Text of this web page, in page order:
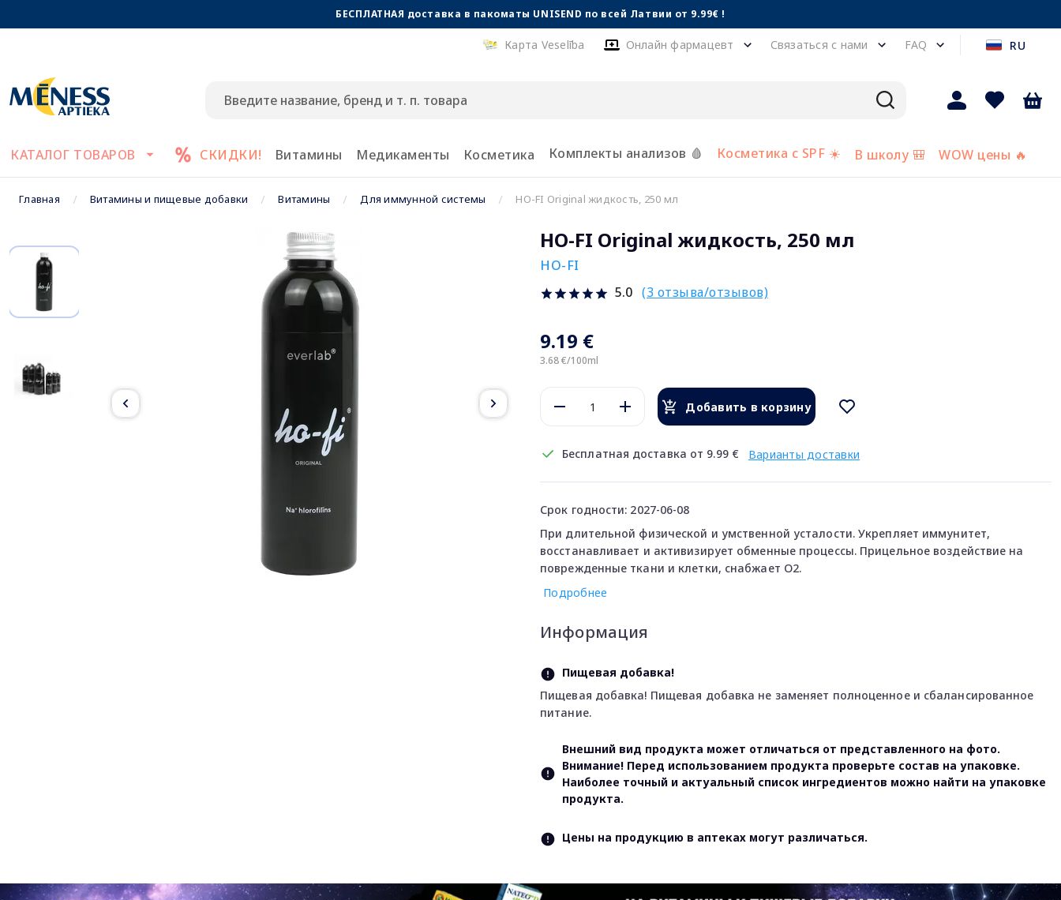
БЕСПЛАТНАЯ доставка в пакоматы UNISEND по всей Латвии от 9.99€ !
Карта Veselība Онлайн фармацевт Связаться с нами FAQ RU
КАТАЛОГ ТОВАРОВ СКИДКИ! Витамины Медикаменты Косметика Комплекты анализов 🩸 Косметика с SPF ☀️ В школу 🎒 WOW цены 🔥
Главная Витамины и пищевые добавки Витамины Для иммунной системы HO-FI Original жидкость, 250 мл
Item
HO-FI Original жидкость, 250 мл
HO-FI
5.0 (3 отзыва/отзывов)
9.19 €
3.68 €/100ml
Добавить в корзину
Бесплатная доставка от 9.99 € Варианты доставки
Срок годности: 2027-06-08
При длительной физической и умственной усталости. Укрепляет иммунитет,
восстанавливает и активизирует обменные процессы. Прицельное воздействие на
поврежденные ткани и клетки, снабжает O2.
Подробнее
Информация
Пищевая добавка!
Пищевая добавка! Пищевая добавка не заменяет полноценное и сбалансированное
питание.
Внешний вид продукта может отличаться от представленного на фото.
Внимание! Перед использованием продукта проверьте состав на упаковке.
Наиболее точный и актуальный список ингредиентов можно найти на упаковке
продукта.
Цены на продукцию в аптеках могут различаться.